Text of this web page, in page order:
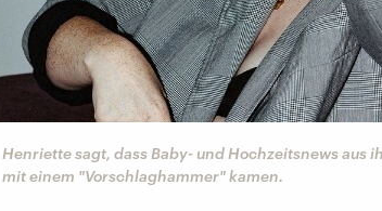
Henriette sagt, dass Baby- und Hochzeitsnews aus
mit einem "Vorschlaghammer" kamen.